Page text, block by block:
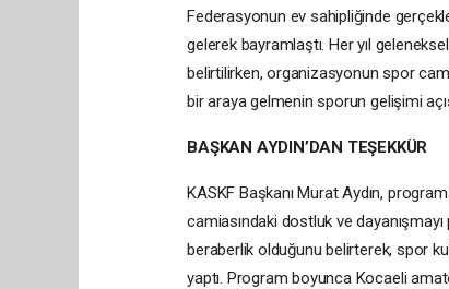
Federasyonun ev sahipliğinde
gelerek bayramlaştı. Her yıl
belirtilirken, organizasyonun spor
bir araya gelmenin sporun gelişimi
BAŞKAN AYDIN’DAN TEŞEKKÜR
KASKF Başkanı Murat Aydın,
camiasındaki dostluk ve
beraberlik olduğunu belirterek, spor
yaptı. Program boyunca Kocaeli